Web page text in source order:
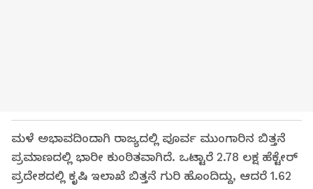
ಮಳೆ ಅಭಾವದಿಂದಾಗಿ ರಾಜ್ಯದಲ್ಲಿ ಪೂರ್ವ ಮುಂಗಾರಿನ ಬಿತ್ತನೆ
ಪ್ರಮಾಣದಲ್ಲಿ ಭಾರೀ ಕುಂಠಿತವಾಗಿದೆ. ಒಟ್ಟಾರೆ 2.78 ಲಕ್ಷ ಹೆಕ್ಟೇರ್‌
ಪ್ರದೇಶದಲ್ಲಿ ಕೃಷಿ ಇಲಾಖೆ ಬಿತ್ತನೆ ಗುರಿ ಹೊಂದಿದ್ದು, ಆದರೆ 1.62